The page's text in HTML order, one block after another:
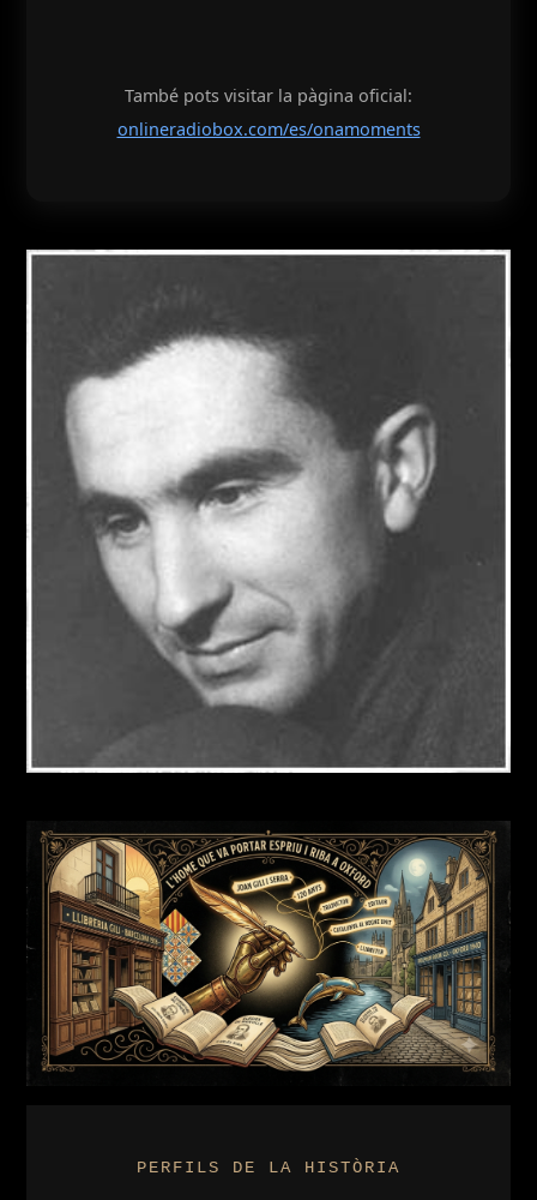
També pots visitar la pàgina oficial:
onlineradiobox.com/es/onamoments
PERFILS DE LA HISTÒRIA